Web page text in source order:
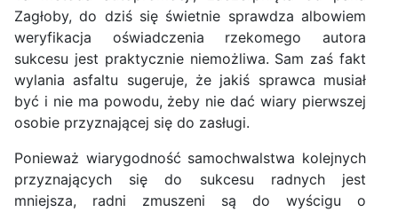
Zagłoby, do dziś się świetnie sprawdza albowiem
weryfikacja oświadczenia rzekomego autora
sukcesu jest praktycznie niemożliwa. Sam zaś fakt
wylania asfaltu sugeruje, że jakiś sprawca musiał
być i nie ma powodu, żeby nie dać wiary pierwszej
osobie przyznającej się do zasługi.
Ponieważ wiarygodność samochwalstwa kolejnych
przyznających się do sukcesu radnych jest
mniejsza, radni zmuszeni są do wyścigu o